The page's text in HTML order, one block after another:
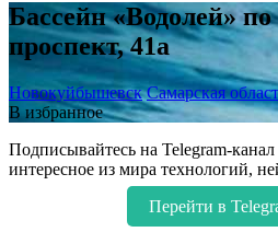
Бассейн «Водолей»
проспект, 41а
Новокуйбышевск Самарская
В избранное
Подписывайтесь на Telegram-канал
интересное из мира технологий,
Перейти в